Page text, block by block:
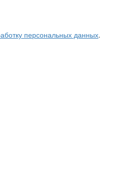
персональных данных.